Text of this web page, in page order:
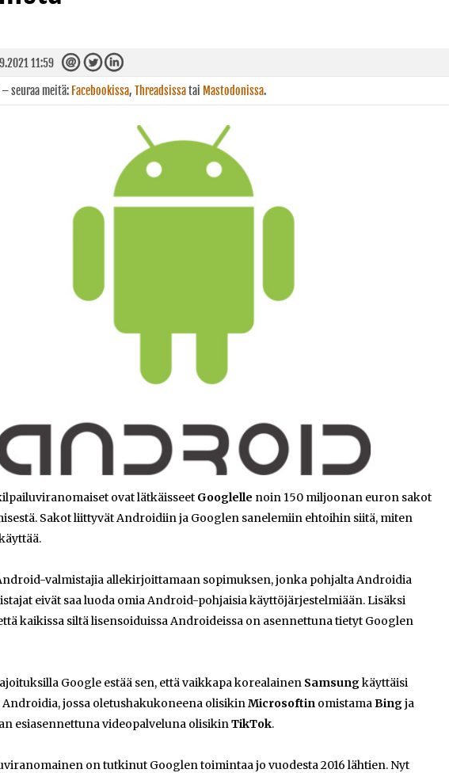
11:59
seuraa meitä: Facebookissa, Threadsissatai Mastodonissa.
ovat lätkäisseet Googlelle noin 150 miljoonan euron sakot
Sakot liittyvät Androidiin ja Googlen sanelemiin ehtoihin siitä, miten
valmistajia allekirjoittamaan sopimuksen, jonka pohjalta Androidia
eivät saa luoda omia Android-pohjaisia käyttöjärjestelmiään. Lisäksi
kaikissa siltä lisensoiduissa Androideissa on asennettuna tietyt Googlen
Google estää sen, että vaikkapa korealainen Samsungkäyttäisi
jossa oletushakukoneena olisikinMicrosoftin omistamaBingja
esiasennettuna videopalveluna olisikinTikTok.
on tutkinut Googlen toimintaa jo vuodesta 2016 lähtien. Nyt